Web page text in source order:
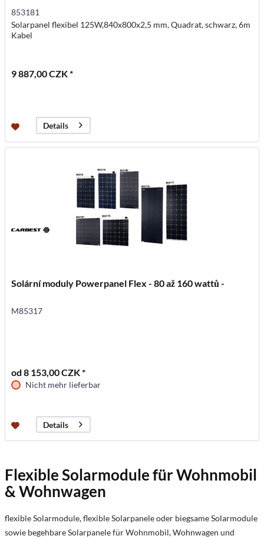
853181
Solarpanel flexibel 125W,840x800x2,5 mm, Quadrat, schwarz, 6m
Kabel
9 887,00 CZK *
Details
Solární moduly Powerpanel Flex - 80 až 160 wattů -
M85317
od 8 153,00 CZK *
Nicht mehr lieferbar
Details
Flexible Solarmodule für Wohnmobil
& Wohnwagen
flexible Solarmodule, flexible Solarpanele oder biegsame Solarmodule
sowie begehbare Solarpanele für Wohnmobil, Wohnwagen und